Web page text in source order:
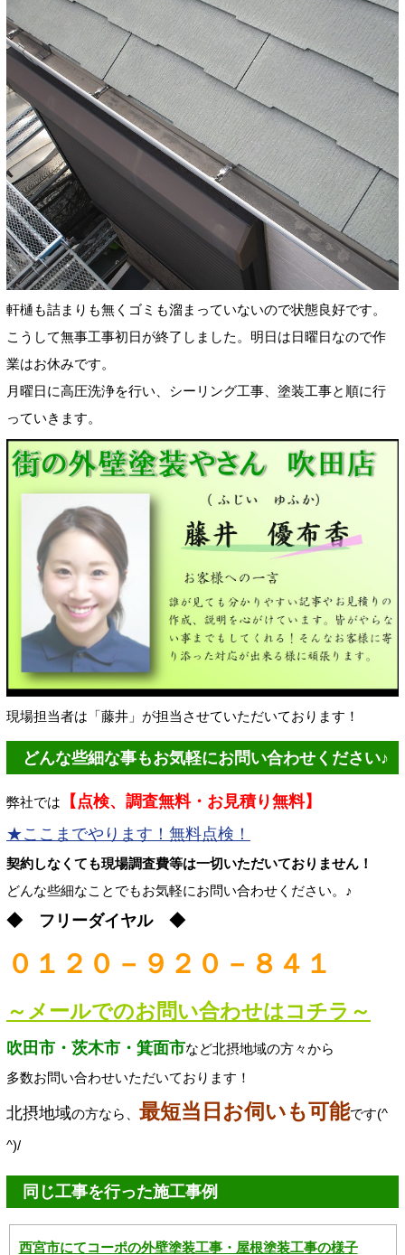
軒樋も詰まりも無くゴミも溜まっていないので状態良好です。
こうして無事工事初日が終了しました。明日は日曜日なので作
業はお休みです。
月曜日に高圧洗浄を行い、シーリング工事、塗装工事と順に行
っていきます。
現場担当者は「藤井」が担当させていただいております！
どんな些細な事もお気軽にお問い合わせください♪
弊社では
【点検、調査無料・お見積り無料】
★ここまでやります！無料点検！
契約しなくても現場調査費等は一切いただいておりません！
どんな些細なことでもお気軽にお問い合わせください。♪
◆ フリーダイヤル ◆
０１２０－９２０－８４１
～メールでのお問い合わせはコチラ～
吹田市・茨木市・箕面市など北摂地域の方々から
多数お問い合わせいただいております！
北摂地域の方なら、 最短当日お伺いも可能です(^
^)/
同じ工事を行った施工事例
西宮市にてコーポの外壁塗装工事・屋根塗装工事の様子